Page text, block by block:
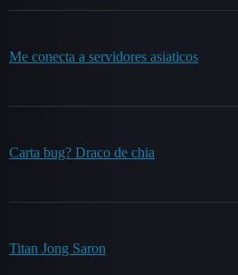
Me conecta a servidores asiaticos
Carta bug? Draco de chia
Titan Jong Saron